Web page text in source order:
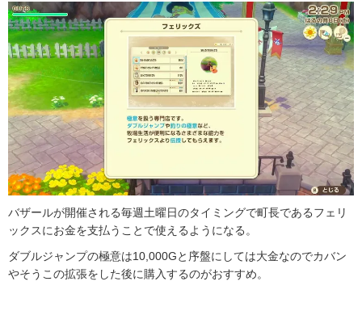
バザールが開催される毎週土曜日のタイミングで町長であるフェリ
ックスにお金を支払うことで使えるようになる。
ダブルジャンプの極意は10,000Gと序盤にしては大金なのでカバン
やそうこの拡張をした後に購入するのがおすすめ。